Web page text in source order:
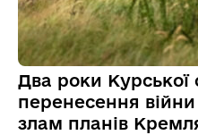
Два роки Курської
перенесення
злам планів